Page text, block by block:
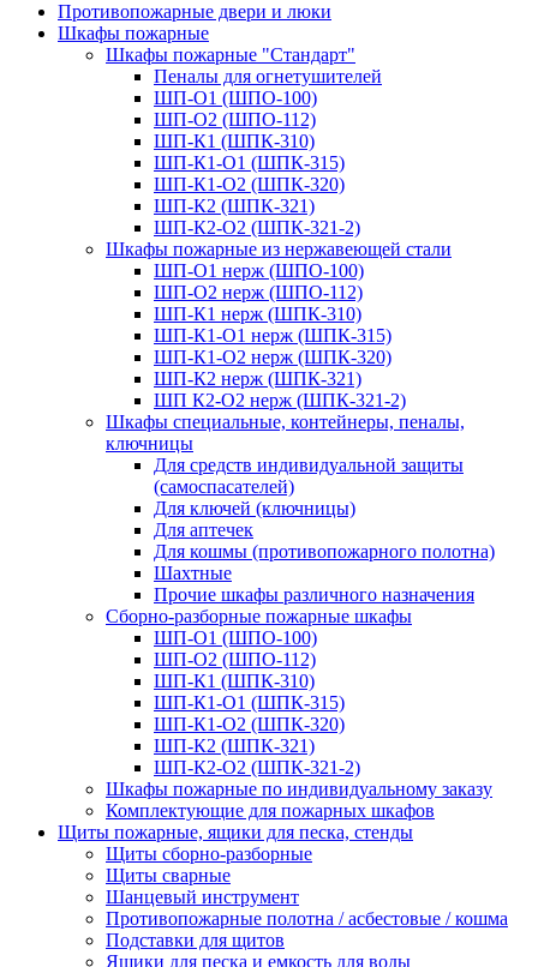
Противопожарные двери и люки
Шкафы пожарные
Шкафы пожарные "Стандарт"
Пеналы для огнетушителей
ШП-О1 (ШПО-100)
ШП-О2 (ШПО-112)
ШП-К1 (ШПК-310)
ШП-К1-О1 (ШПК-315)
ШП-К1-О2 (ШПК-320)
ШП-К2 (ШПК-321)
ШП-К2-О2 (ШПК-321-2)
Шкафы пожарные из нержавеющей стали
ШП-О1 нерж (ШПО-100)
ШП-О2 нерж (ШПО-112)
ШП-К1 нерж (ШПК-310)
ШП-К1-О1 нерж (ШПК-315)
ШП-К1-О2 нерж (ШПК-320)
ШП-К2 нерж (ШПК-321)
ШП К2-О2 нерж (ШПК-321-2)
Шкафы специальные, контейнеры, пеналы,
ключницы
Для средств индивидуальной защиты
(самоспасателей)
Для ключей (ключницы)
Для аптечек
Для кошмы (противопожарного полотна)
Шахтные
Прочие шкафы различного назначения
Сборно-разборные пожарные шкафы
ШП-О1 (ШПО-100)
ШП-О2 (ШПО-112)
ШП-К1 (ШПК-310)
ШП-К1-О1 (ШПК-315)
ШП-К1-О2 (ШПК-320)
ШП-К2 (ШПК-321)
ШП-К2-О2 (ШПК-321-2)
Шкафы пожарные по индивидуальному заказу
Комплектующие для пожарных шкафов
Щиты пожарные, ящики для песка, стенды
Щиты сборно-разборные
Щиты сварные
Шанцевый инструмент
Противопожарные полотна / асбестовые / кошма
Подставки для щитов
Ящики для песка и емкость для воды